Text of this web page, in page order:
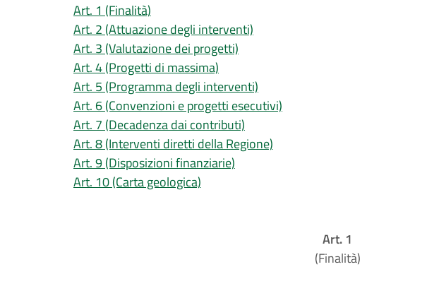
Art. 1 (Finalità)
Art. 2 (Attuazione degli interventi)
Art. 3 (Valutazione dei progetti)
Art. 4 (Progetti di massima)
Art. 5 (Programma degli interventi)
Art. 6 (Convenzioni e progetti esecutivi)
Art. 7 (Decadenza dai contributi)
Art. 8 (Interventi diretti della Regione)
Art. 9 (Disposizioni finanziarie)
Art. 10 (Carta geologica)
Art. 1
(Finalità)